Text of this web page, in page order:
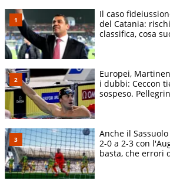
Il caso
del Catania:
classifica, cosa
Europei,
i dubbi: Ceccon
sospeso.
Anche il
2-0 a 2-3 con
basta, che errori